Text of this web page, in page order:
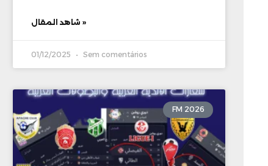
شاهد المقال »
01/12/2025 Sem comentários
FM 2026